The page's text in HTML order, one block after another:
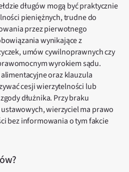
długów mogą być praktycznie
pieniężnych, trudne do
przez pierwotnego
wynikające z
umów cywilnoprawnych czy
wyrokiem sądu.
oraz klauzula
cesji wierzytelności lub
dłużnika. Przy braku
wierzyciel ma prawo
bez informowania o tym fakcie